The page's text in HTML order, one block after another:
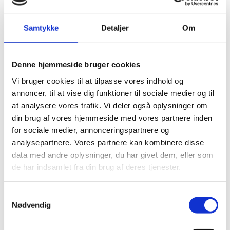
Samtykke Detaljer Om
Denne hjemmeside bruger cookies
Vi bruger cookies til at tilpasse vores indhold og
annoncer, til at vise dig funktioner til sociale medier og til
at analysere vores trafik. Vi deler også oplysninger om
din brug af vores hjemmeside med vores partnere inden
for sociale medier, annonceringspartnere og
analysepartnere. Vores partnere kan kombinere disse
data med andre oplysninger, du har givet dem, eller som
de har indsamlet fra din brug af deres tjenester.
Nødvendig
guide til godt indeklima
varmegenvinding til dit hjem
Ventilation til badeværelse loft
med sikker montering
Skal man lufte ud når man har
ventilationsanlæg i boligen
ventilator med korrekt valg